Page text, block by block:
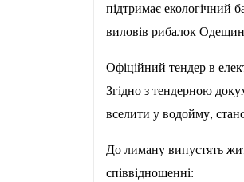
підтримає екологічний
виловів рибалок
Офіційний тендер в
Згідно з тендерною
вселити у водойму,
До лиману випустять
співвідношенні: